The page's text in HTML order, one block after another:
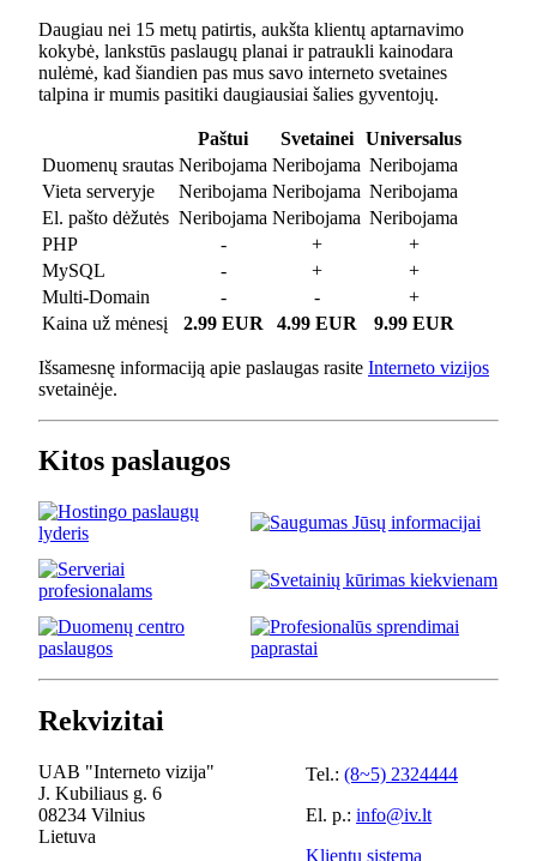
Daugiau nei 15 metų patirtis, aukšta klientų aptarnavimo
kokybė, lankstūs paslaugų planai ir patraukli kainodara
nulėmė, kad šiandien pas mus savo interneto svetaines
talpina ir mumis pasitiki daugiausiai šalies gyventojų.
Paštui Svetainei
Universalus
Duomenų srautas Neribojama Neribojama Neribojama
Vieta serveryje
Neribojama Neribojama Neribojama
El. pašto dėžutės Neribojama Neribojama Neribojama
PHP
- +
+
MySQL
- +
+
Multi-Domain
- -
+
Kaina už mėnesį
2.99 EUR 4.99 EUR 9.99 EUR
Išsamesnę informaciją apie paslaugas rasite Interneto vizijos
svetainėje.
Kitos paslaugos
Rekvizitai
UAB "Interneto vizija"
J. Kubiliaus g. 6
08234 Vilnius
Lietuva
Tel.: (8~5) 2324444
El. p.: info@iv.lt
Klientų sistema